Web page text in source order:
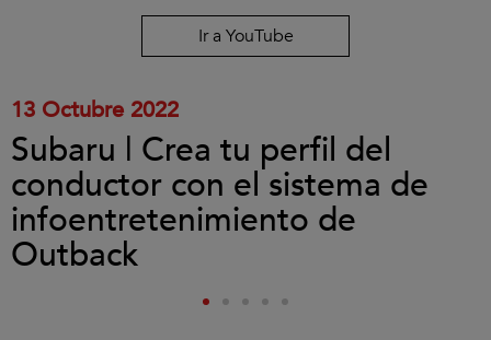
Ir a YouTube
13 Octubre 2022
Subaru | Crea tu perfil del
conductor con el sistema de
infoentretenimiento de
Outback